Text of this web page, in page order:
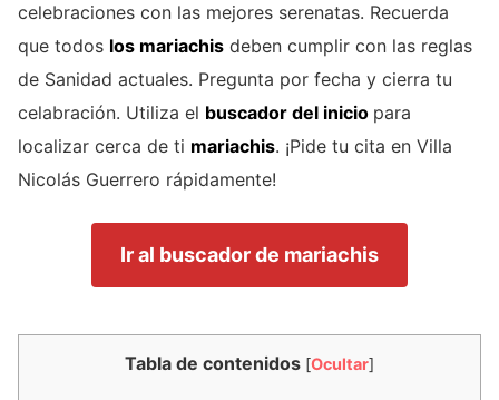
celebraciones con las mejores serenatas. Recuerda
que todos los mariachis deben cumplir con las reglas
de Sanidad actuales. Pregunta por fecha y cierra tu
celabración. Utiliza el buscador del inicio para
localizar cerca de ti mariachis. ¡Pide tu cita en Villa
Nicolás Guerrero rápidamente!
Ir al buscador de mariachis
Tabla de contenidos [Ocultar]